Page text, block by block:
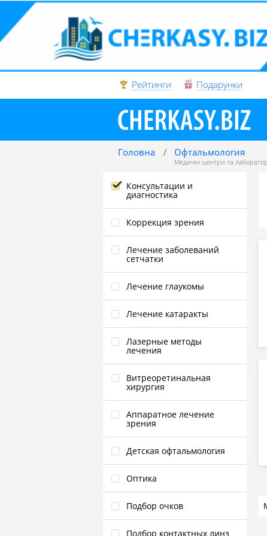
Рейтинги Подарунки
Головна Офтальмология
Медичні центри та
Консультации и
диагностика
Коррекция зрения
Лечение заболеваний
сетчатки
Лечение глаукомы
Лечение катаракты
Лазерные методы
лечения
Витреоретинальная
хирургия
Аппаратное лечение
зрения
Детская офтальмология
Оптика
Подбор очков
Подбор контактных линз